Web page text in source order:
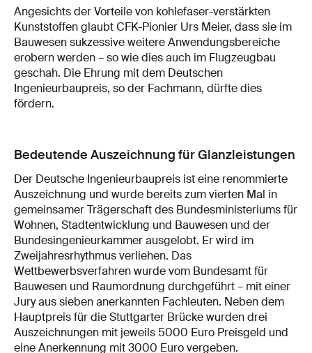
Angesichts der Vorteile von kohlefaser-verstärkten
Kunststoffen glaubt CFK-Pionier Urs Meier, dass sie im
Bauwesen sukzessive weitere Anwendungsbereiche
erobern werden – so wie dies auch im Flugzeugbau
geschah. Die Ehrung mit dem Deutschen
Ingenieurbaupreis, so der Fachmann, dürfte dies
fördern.
Bedeutende Auszeichnung für Glanzleistungen
Der Deutsche Ingenieurbaupreis ist eine renommierte
Auszeichnung und wurde bereits zum vierten Mal in
gemeinsamer Trägerschaft des Bundesministeriums für
Wohnen, Stadtentwicklung und Bauwesen und der
Bundesingenieurkammer ausgelobt. Er wird im
Zweijahresrhythmus verliehen. Das
Wettbewerbsverfahren wurde vom Bundesamt für
Bauwesen und Raumordnung durchgeführt – mit einer
Jury aus sieben anerkannten Fachleuten. Neben dem
Hauptpreis für die Stuttgarter Brücke wurden drei
Auszeichnungen mit jeweils 5000 Euro Preisgeld und
eine Anerkennung mit 3000 Euro vergeben.